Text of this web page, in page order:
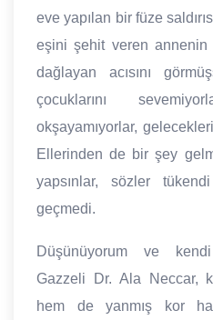
eve yapılan bir füze
eşini şehit veren annenin
dağlayan acısını
çocuklarını
okşayamıyorlar,
Ellerinden de bir şey
yapsınlar, sözler
geçmedi.
Düşünüyorum ve
Gazzeli Dr. Ala Neccar,
hem de yanmış kor